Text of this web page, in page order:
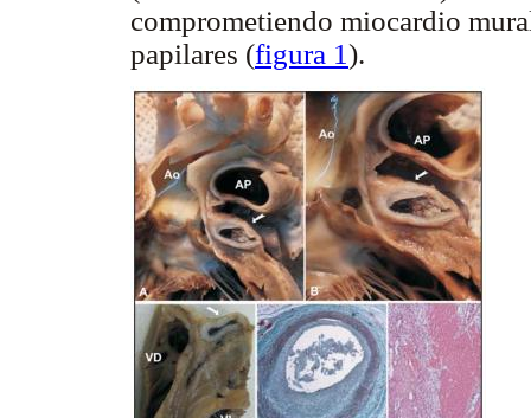
comprometiendo miocardio
papilares (figura 1).